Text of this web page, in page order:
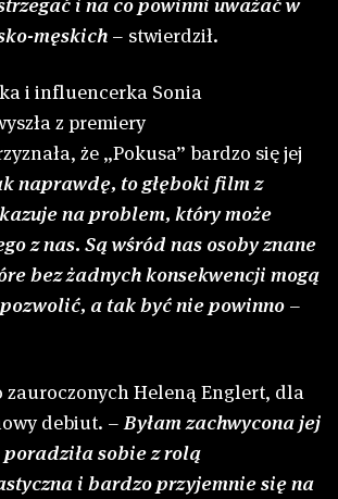
męskich – stwierdził.
i influencerka Sonia
z premiery
że „Pokusa” bardzo się jej
naprawdę, to głęboki film z
na problem, który może
z nas. Są wśród nas osoby znane
bez żadnych konsekwencji mogą
a tak być nie powinno –
zauroczonych Heleną Englert, dla
debiut. –Byłam zachwycona jej
sobie z rolą
i bardzo przyjemnie się na